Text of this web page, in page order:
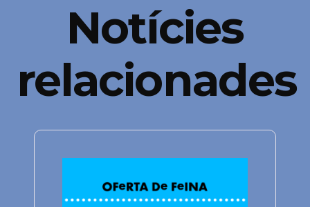
Notícies
relacionades